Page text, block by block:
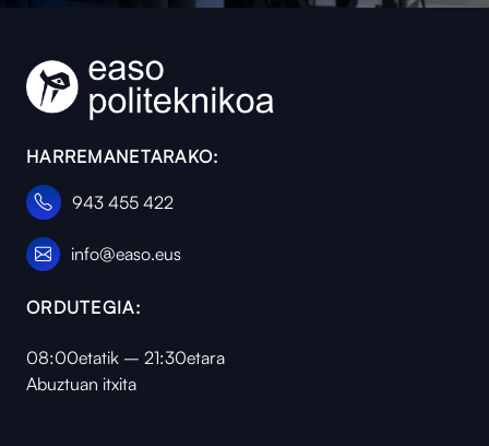
HARREMANETARAKO:
943 455 422
info@easo.eus
ORDUTEGIA:
08:00etatik – 21:30etara
Abuztuan itxita